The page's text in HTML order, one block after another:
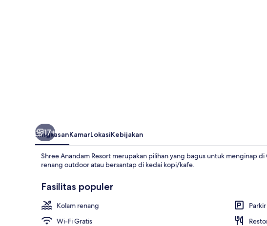
17+
RingkasanKamarLokasiKebijakan
Shree Anandam Resort merupakan pilihan yang bagus untuk menginap
renang outdoor atau bersantap di kedai kopi/kafe.
Fasilitas populer
Kolam renang
Wi-Fi Gratis